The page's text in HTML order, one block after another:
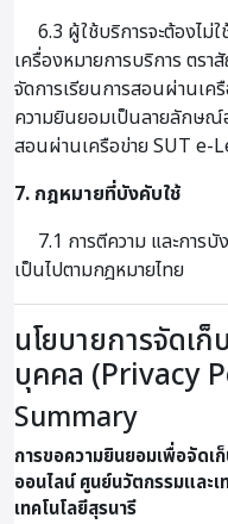
6.3 ผู้ใช้บริการจะต้องไม่ใ
เครื่องหมายการบริการ ตร
จัดการเรียนการสอนผ่านเค
ความยินยอมเป็นลายลักษณ์
สอนผ่านเครือข่าย SUT e-
7. กฎหมายที่บังคับใช้
7.1 การตีความ และการบั
เป็นไปตามกฎหมายไทย
นโยบายการจัดเ
บุคคล (Privacy
Summary
การขอความยินยอมเพื่อจัดเ
ออนไลน์ศูนย์นวัตกรรมและเ
เทคโนโลยีสุรนารี